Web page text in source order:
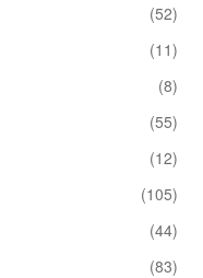
(52)
(11)
(8)
(55)
(12)
(105)
(44)
(83)